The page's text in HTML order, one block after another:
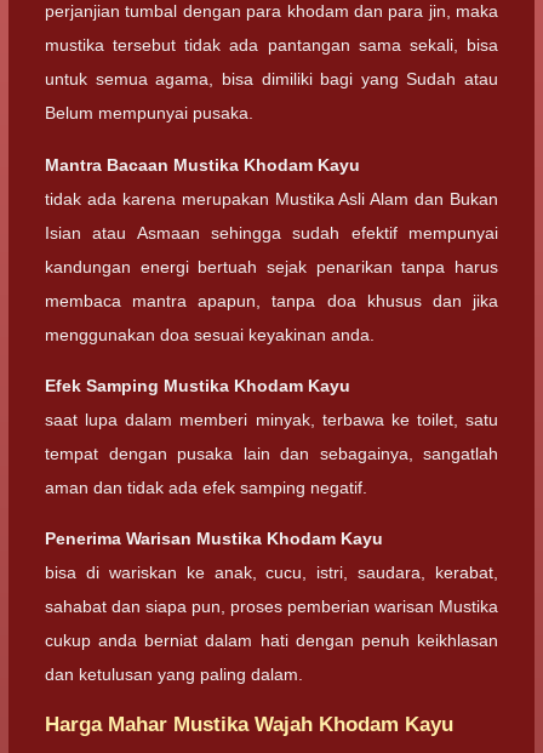
perjanjian tumbal dengan para khodam dan para jin, maka
mustika tersebut tidak ada pantangan sama sekali, bisa
untuk semua agama, bisa dimiliki bagi yang Sudah atau
Belum mempunyai pusaka.
Mantra Bacaan Mustika Khodam Kayu
tidak ada karena merupakan Mustika Asli Alam dan Bukan
Isian atau Asmaan sehingga sudah efektif mempunyai
kandungan energi bertuah sejak penarikan tanpa harus
membaca mantra apapun, tanpa doa khusus dan jika
menggunakan doa sesuai keyakinan anda.
Efek Samping Mustika Khodam Kayu
saat lupa dalam memberi minyak, terbawa ke toilet, satu
tempat dengan pusaka lain dan sebagainya, sangatlah
aman dan tidak ada efek samping negatif.
Penerima Warisan Mustika Khodam Kayu
bisa di wariskan ke anak, cucu, istri, saudara, kerabat,
sahabat dan siapa pun, proses pemberian warisan Mustika
cukup anda berniat dalam hati dengan penuh keikhlasan
dan ketulusan yang paling dalam.
Harga Mahar Mustika Wajah Khodam Kayu